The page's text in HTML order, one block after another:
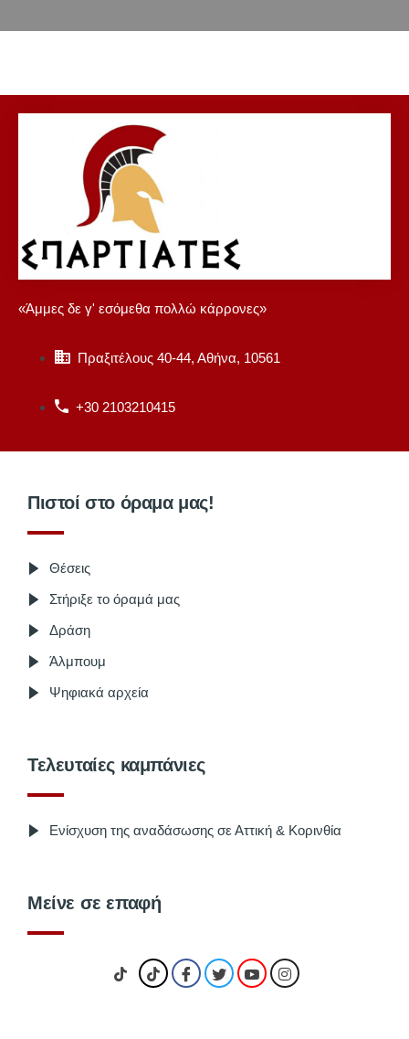
«Άμμες δε γ' εσόμεθα πολλώ κάρρονες»
Πραξιτέλους 40-44, Αθήνα, 10561
+30 2103210415
Πιστοί στο όραμα μας!
Θέσεις
Στήριξε το όραμά μας
Δράση
Άλμπουμ
Ψηφιακά αρχεία
Τελευταίες καμπάνιες
Ενίσχυση της αναδάσωσης σε Αττική & Κορινθία
Μείνε σε επαφή